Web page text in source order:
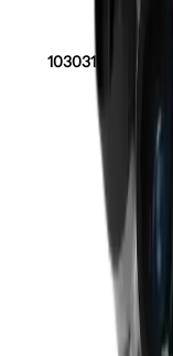
شناسه: 103031215